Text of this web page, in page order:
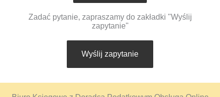
Zadać pytanie, zapraszamy do zakładki "Wyślij
zapytanie"
Wyślij zapytanie